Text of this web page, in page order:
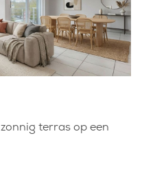
terras op een